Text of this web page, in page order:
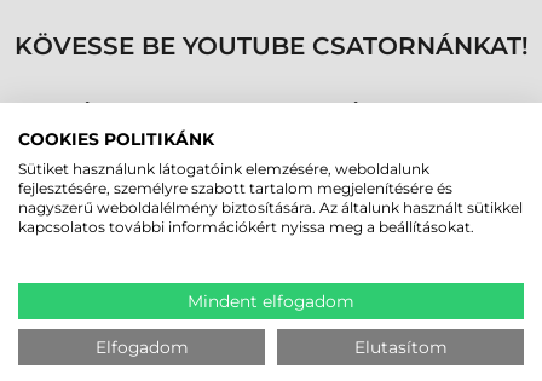
KÖVESSE BE YOUTUBE CSATORNÁNKAT!
ZEBRA KIEGÉSZÍTŐ,
PISZTOLY FOGÓNYÉL,
TC51, TC56
(KÜLÖN SZÜKSÉGES
VÉDŐTOKOT
RENDELNI!)
COOKIES POLITIKÁNK
Sütiket használunk látogatóink elemzésére, weboldalunk
fejlesztésére, személyre szabott tartalom megjelenítésére és
nagyszerű weboldalélmény biztosítására. Az általunk használt sütikkel
kapcsolatos további információkért nyissa meg a beállításokat.
Mindent elfogadom
Elfogadom Elutasítom